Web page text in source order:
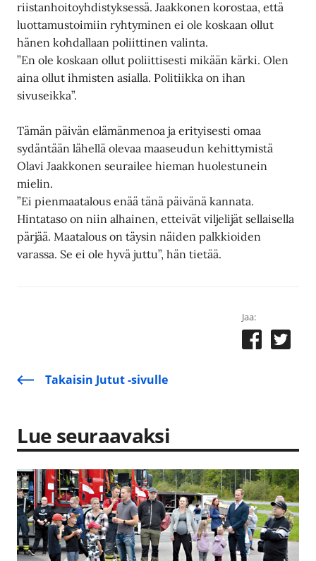
riistanhoitoyhdistyksessä. Jaakkonen korostaa, että
luottamustoimiin ryhtyminen ei ole koskaan ollut
hänen kohdallaan poliittinen valinta.
”En ole koskaan ollut poliittisesti mikään kärki. Olen
aina ollut ihmisten asialla. Politiikka on ihan
sivuseikka”.
Tämän päivän elämänmenoa ja erityisesti omaa
sydäntään lähellä olevaa maaseudun kehittymistä
Olavi Jaakkonen seurailee hieman huolestunein
mielin.
”Ei pienmaatalous enää tänä päivänä kannata.
Hintataso on niin alhainen, etteivät viljelijät sellaisella
pärjää. Maatalous on täysin näiden palkkioiden
varassa. Se ei ole hyvä juttu”, hän tietää.
Jaa:
Takaisin Jutut -sivulle
Lue seuraavaksi